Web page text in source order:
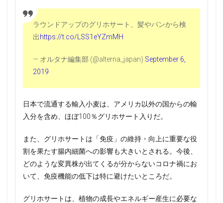
ラウンドアップのグリホサート、髪やパンから検
出https://t.co/LSS1eYZmMH
— オルタナ編集部 (@alterna_japan) September 6,
2019
日本で流通する輸入小麦は、アメリカ以外の国からの輸
入分を含め、ほぼ100％グリホサート入りだ。
また、グリホサートは「免疫」の維持・向上に重要な役
割を果たす腸内細菌への影響も大きいとされる。今後、
どのような変異株が出てくるが分からないコロナ禍にお
いて、免疫機能の低下は特に避けたいところだ。
グリホサートは、植物の成長やエネルギー産生に必要な